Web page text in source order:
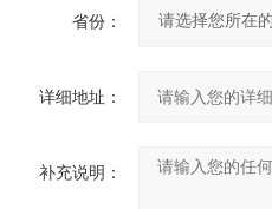
省份：
详细地址：
补充说明：